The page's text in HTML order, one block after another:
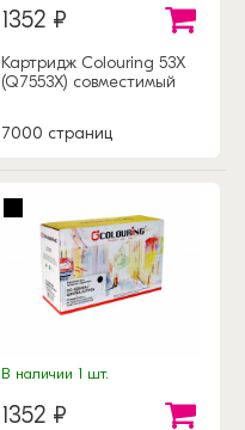
1352 ₽
Картридж Colouring 53X
(Q7553X) совместимый
7000 страниц
В наличии 1 шт.
1352 ₽